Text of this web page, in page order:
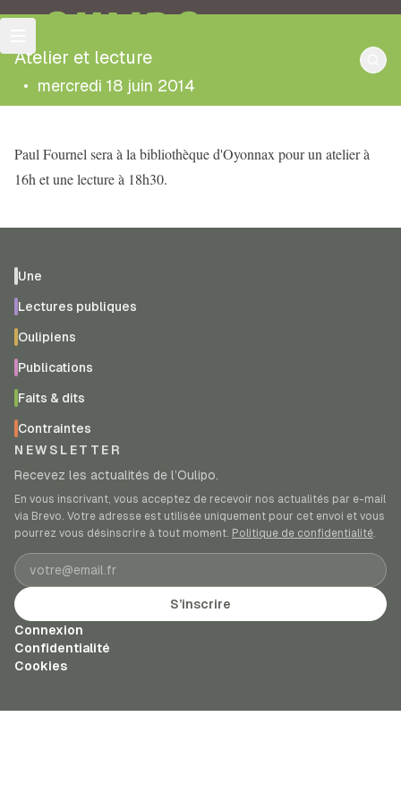
OULIPO
Atelier et lecture
• mercredi 18 juin 2014
Paul Fournel sera à la bibliothèque d'Oyonnax pour un atelier à
16h et une lecture à 18h30.
Une
Lectures publiques
Oulipiens
Publications
Faits & dits
Contraintes
NEWSLETTER
Recevez les actualités de l’Oulipo.
En vous inscrivant, vous acceptez de recevoir nos actualités par e-mail
via Brevo. Votre adresse est utilisée uniquement pour cet envoi et vous
pourrez vous désinscrire à tout moment. Politique de confidentialité.
Adresse e-mail
S’inscrire
Connexion
Confidentialité
Cookies